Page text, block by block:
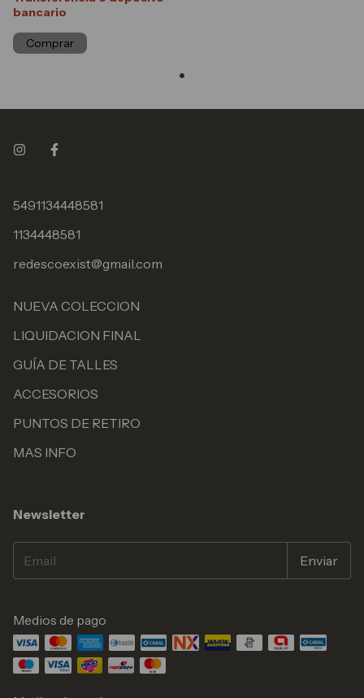
bancario
Comprar
5491134448581
1134448581
redescoexist@gmail.com
NUEVA COLECCION
LIQUIDACION FINAL
GUÍA DE TALLES
ACCESORIOS
PUNTOS DE RETIRO
MAS INFO
Newsletter
Medios de pago